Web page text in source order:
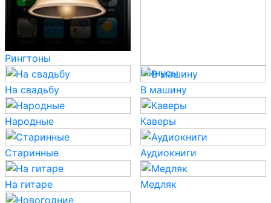
Рингтоны
Минусы
На свадьбу
В машину
Народные Каверы
Старинные Аудиокниги
На гитаре Медляк